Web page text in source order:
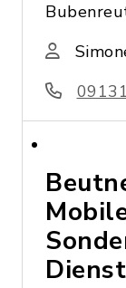
Dienst